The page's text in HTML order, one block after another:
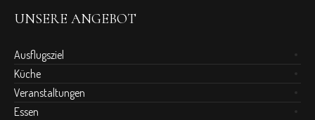
UNSERE ANGEBOT
Ausflugsziel
Küche
Veranstaltungen
Essen